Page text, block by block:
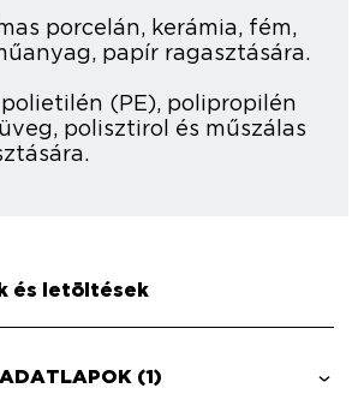
porcelán, kerámia, fém,
papír ragasztására.
polietilén (PE), polipropilén
polisztirol és műszálas
és letöltések
(1)